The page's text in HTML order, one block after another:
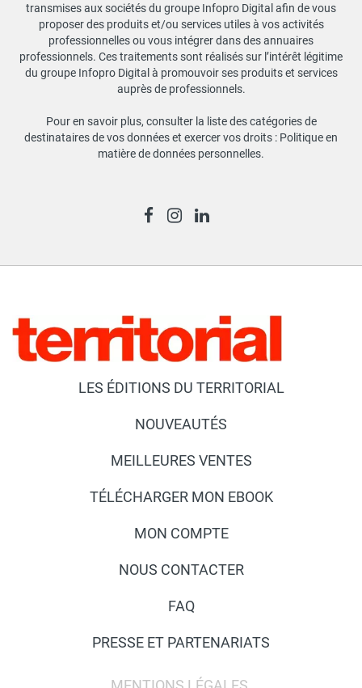
transmises aux sociétés du groupe Infopro Digital afin de vous
proposer des produits et/ou services utiles à vos activités
professionnelles ou vous intégrer dans des annuaires
professionnels. Ces traitements sont réalisés sur l’intérêt légitime
du groupe Infopro Digital à promouvoir ses produits et services
auprès de professionnels.
Pour en savoir plus, consulter la liste des catégories de
destinataires de vos données et exercer vos droits : Politique en
matière de données personnelles.
LES ÉDITIONS DU TERRITORIAL
NOUVEAUTÉS
MEILLEURES VENTES
TÉLÉCHARGER MON EBOOK
MON COMPTE
NOUS CONTACTER
FAQ
PRESSE ET PARTENARIATS